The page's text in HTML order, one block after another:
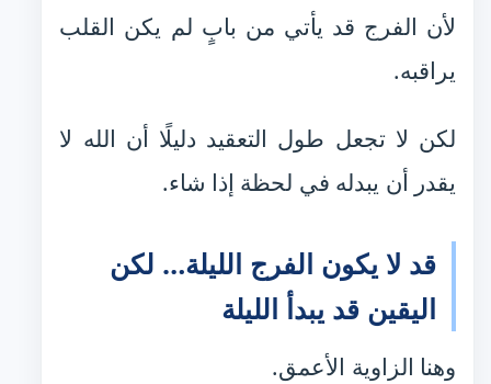
لأن الفرج قد يأتي من بابٍ لم يكن القلب
يراقبه.
لكن لا تجعل طول التعقيد دليلًا أن الله لا
يقدر أن يبدله في لحظة إذا شاء.
قد لا يكون الفرج الليلة… لكن
اليقين قد يبدأ الليلة
وهنا الزاوية الأعمق.